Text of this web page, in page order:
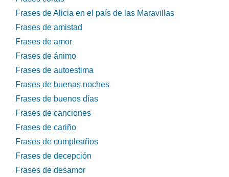
Frases de Alicia en el país de las Maravillas
Frases de amistad
Frases de amor
Frases de ánimo
Frases de autoestima
Frases de buenas noches
Frases de buenos días
Frases de canciones
Frases de cariño
Frases de cumpleaños
Frases de decepción
Frases de desamor